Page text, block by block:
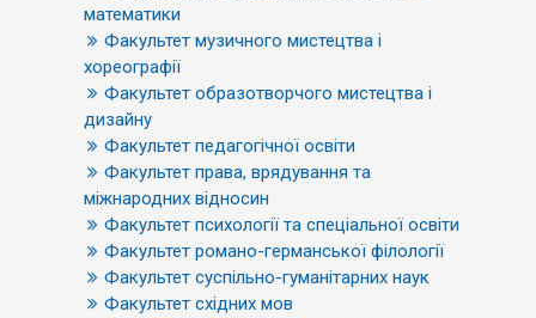
математики
Факультет музичного мистецтва і
хореографії
Факультет образотворчого мистецтва і
дизайну
Факультет педагогічної освіти
Факультет права, врядування та
міжнародних відносин
Факультет психології та спеціальної освіти
Факультет романо-германської філології
Факультет суспільно-гуманітарних наук
Факультет східних мов